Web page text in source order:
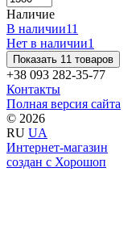
Наличие
В наличии11
Нет в наличии1
Показать 11 товаров
+38 093 282-35-77
Контакты
Полная версия сайта
© 2026
RU UA
Интернет-магазин
создан с Хорошоп